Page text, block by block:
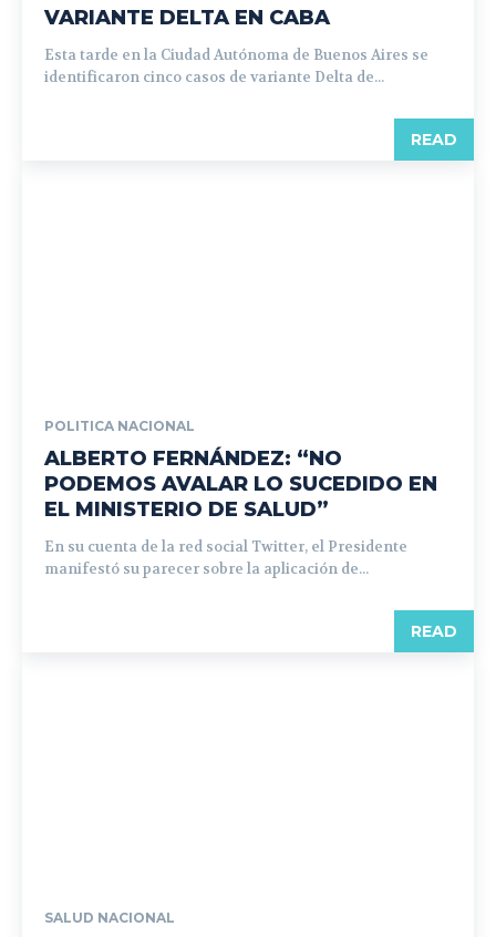
VARIANTE DELTA EN CABA
Esta tarde en la Ciudad Autónoma de Buenos Aires se
identificaron cinco casos de variante Delta de...
READ
POLITICA NACIONAL
ALBERTO FERNÁNDEZ: “NO
PODEMOS AVALAR LO SUCEDIDO EN
EL MINISTERIO DE SALUD”
En su cuenta de la red social Twitter, el Presidente
manifestó su parecer sobre la aplicación de...
READ
SALUD NACIONAL